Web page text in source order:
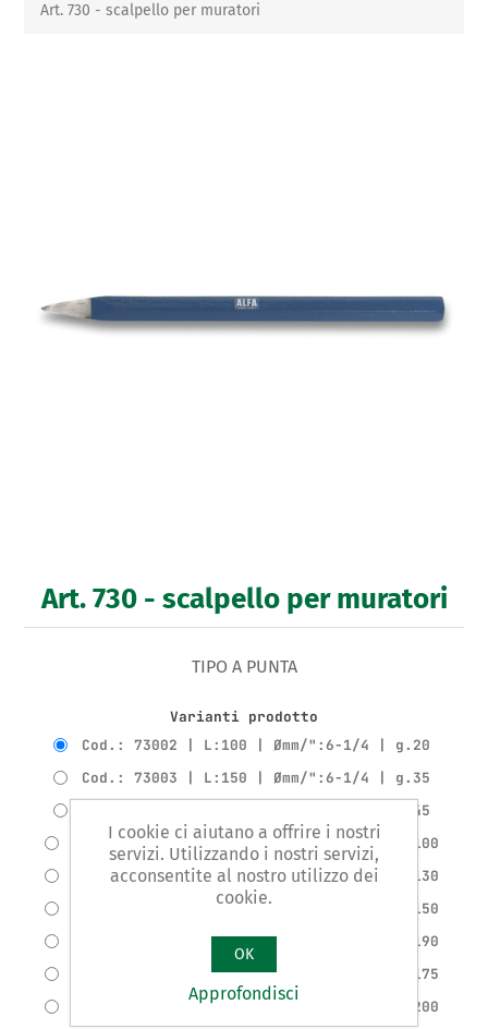
Art. 730 - scalpello per muratori
Art. 730 - scalpello per muratori
TIPO A PUNTA
Varianti prodotto
Cod.: 73002 | L:100 | Ømm/":6-1/4 | g.20
Cod.: 73003 | L:150 | Ømm/":6-1/4 | g.35
Cod.: 73004 | L:200 | Ømm/":6-1/4 | g.45
Cod.: 73005 | L:150 | Ømm/":10-3/8 | g.100
Cod.: 73006 | L:200 | Ømm/":10-3/8 | g.130
Cod.: 73007 | L:250 | Ømm/":10-3/8 | g.150
Cod.: 73008 | L:300 | Ømm/":10-3/8 | g.190
Cod.: 73009 | L:200 | Ømm/":12-1/2 | g.175
Cod.: 73010 | L:250 | Ømm/":12-1/2 | g.200
I cookie ci aiutano a offrire i nostri
servizi. Utilizzando i nostri servizi,
acconsentite al nostro utilizzo dei
cookie.
OK
Approfondisci